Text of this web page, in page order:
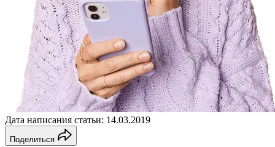
Дата написания статьи: 14.03.2019
Поделиться